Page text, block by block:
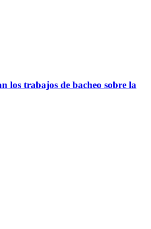
los trabajos de bacheo sobre la